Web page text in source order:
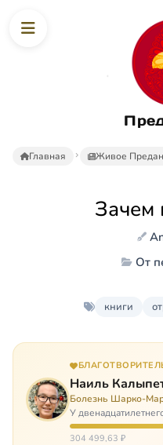
Главная Живое
Зачем
От
книги
Наиль
Болезнь Шарко-
У
проблемы. Он болен
перед ним
304 499,63 ₽